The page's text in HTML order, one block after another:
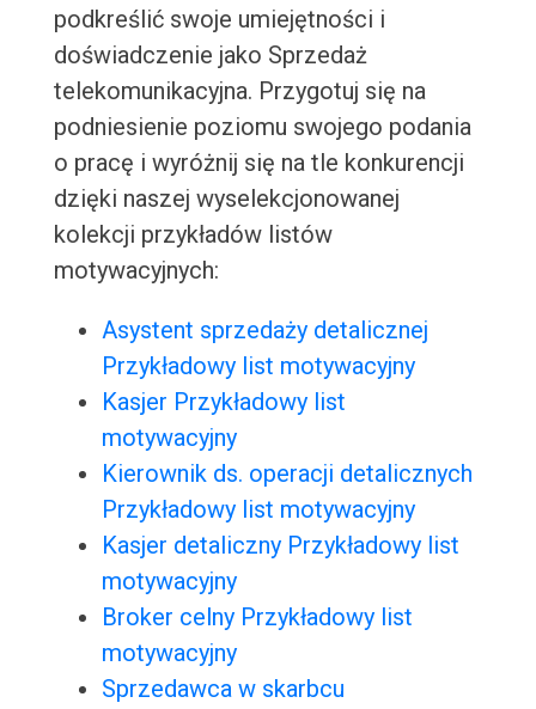
podkreślić swoje umiejętności i
doświadczenie jako Sprzedaż
telekomunikacyjna. Przygotuj się na
podniesienie poziomu swojego podania
o pracę i wyróżnij się na tle konkurencji
dzięki naszej wyselekcjonowanej
kolekcji przykładów listów
motywacyjnych:
Asystent sprzedaży detalicznej
Przykładowy list motywacyjny
Kasjer Przykładowy list
motywacyjny
Kierownik ds. operacji detalicznych
Przykładowy list motywacyjny
Kasjer detaliczny Przykładowy list
motywacyjny
Broker celny Przykładowy list
motywacyjny
Sprzedawca w skarbcu